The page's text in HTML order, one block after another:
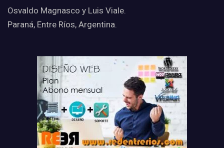
Osvaldo Magnasco y Luis Viale.
Paraná, Entre Ríos, Argentina.